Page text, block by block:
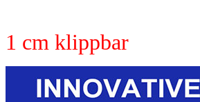
1 cm klippbar